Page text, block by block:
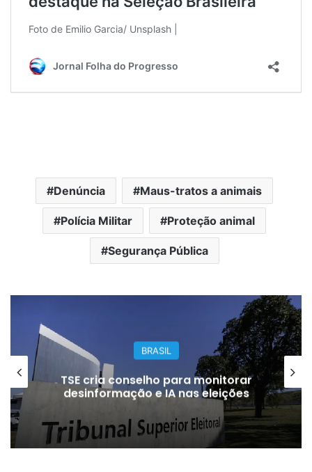
Denúncia Maus-tratos a animais
Polícia Militar Proteção animal
Segurança Pública
BRASIL
TSE cria conselho para monitorar
desinformação e IA nas eleições